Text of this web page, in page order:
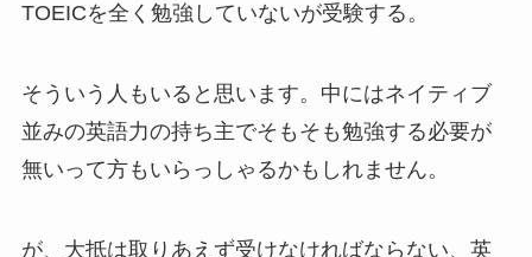
TOEICを全く勉強していないが受験する。
そういう人もいると思います。中にはネイティブ
並みの英語力の持ち主でそもそも勉強する必要が
無いって方もいらっしゃるかもしれません。
が、大抵は取りあえず受けなければならない、英